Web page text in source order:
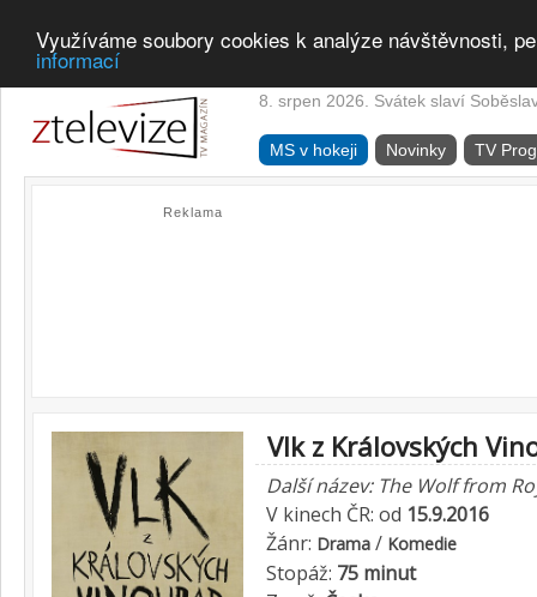
Využíváme soubory cookies k analýze návštěvnosti,
informací
8. srpen 2026. Svátek slaví
MS v hokeji Novinky TV
Reklama
Vlk z Královských
Další název: The Wolf from
V kinech ČR: od 15.9.2016
Žánr: Drama / Komedie
Stopáž: 75 minut